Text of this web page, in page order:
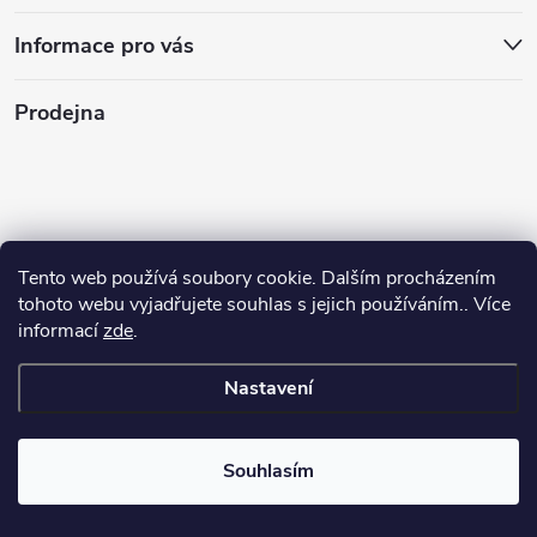
Tento web používá soubory cookie. Dalším procházením
tohoto webu vyjadřujete souhlas s jejich používáním.. Více
informacízde.
Nastavení
Souhlasím
Informace pro vás
Prodejna
Copyright 2026Stasan.cz. Všechna práva vyhrazena.